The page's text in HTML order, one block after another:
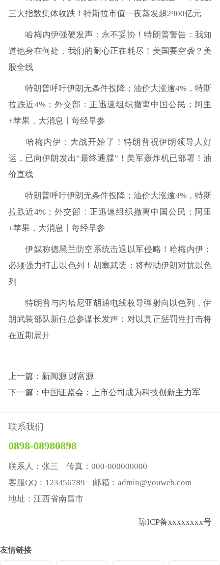
三大指数集体收跌！特斯拉市值一夜蒸发超2900亿元
哈梅内伊强硬发声：永不妥协！特朗普警告：我知
道他身在何处，我们的耐心正在耗尽！美国要空袭？美
股全线
特朗普呼吁伊朗无条件投降；油价大涨逾4%，特斯
拉跌近4%；外交部：正迅速组织撤离中国公民；阿里
+苹果，大消息丨每经早参
哈梅内伊：大战开始了！特朗普祝伊朗领导人好
运，已向伊朗发出“最终通牒”！美军轰炸机已部署！油
价直线
特朗普呼吁伊朗无条件投降；油价大涨逾4%，特斯
拉跌近4%；外交部：正迅速组织撤离中国公民；阿里
+苹果，大消息丨每经早参
伊媒称德黑兰防空系统击退以军侵略！哈梅内伊：
必须强力打击以色列！胡塞武装：将帮助伊朗对抗以色
列
特朗普与内塔尼亚胡通电线枚导弹射向以色列，伊
朗武装部队新任总参谋长发声：对以真正惩罚性打击将
在近期展开
上一篇：新闻源 财富源
下一篇：中国证监会：上市公司成为科技创新主力军
联系我们
0898-08980898
联系人：张三 传真：000-000000000
客服QQ：123456789 邮箱：admin@youweb.com
地址：江西省南昌市
琼ICP备xxxxxxxx号
友情链接